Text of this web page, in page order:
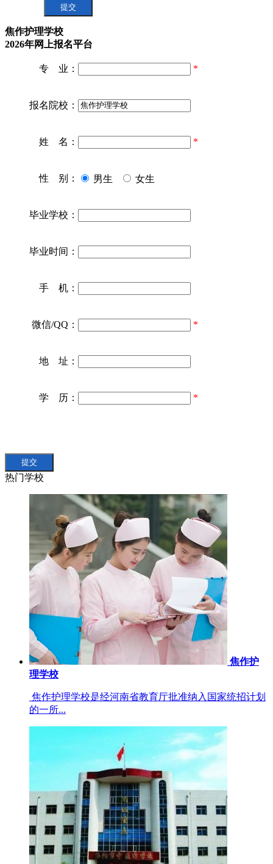
焦作护理学校
2026年网上报名平台
专 业： *
报名院校：
姓 名： *
性 别： 男生 女生
毕业学校：
毕业时间：
手 机：
微信/QQ： *
地 址：
学 历： *
热门学校
焦作护
理学校
焦作护理学校是经河南省教育厅批准纳入国家统招计划
的一所...